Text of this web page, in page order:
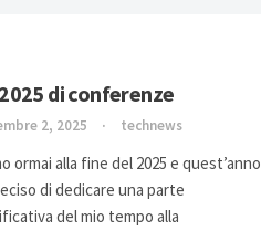
di conferenze
2, 2025 technews
ormai alla fine del 2025 e quest’anno
di dedicare una parte
del mio tempo alla